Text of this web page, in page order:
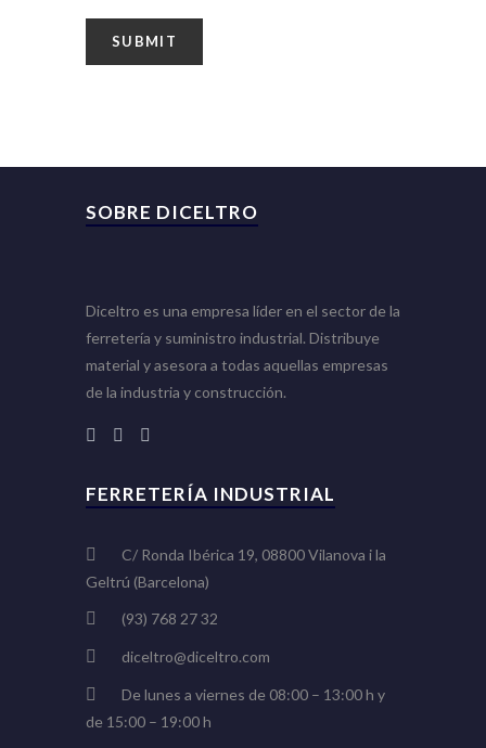
SOBRE DICELTRO
Diceltro es una empresa líder en el sector de la
ferretería y suministro industrial. Distribuye
material y asesora a todas aquellas empresas
de la industria y construcción.
FERRETERÍA INDUSTRIAL
C/ Ronda Ibérica 19, 08800 Vilanova i la
Geltrú (Barcelona)
(93) 768 27 32
diceltro@diceltro.com
De lunes a viernes de 08:00 – 13:00 h y
de 15:00 – 19:00 h